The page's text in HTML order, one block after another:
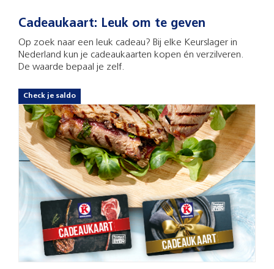
Cadeaukaart: Leuk om te geven
Op zoek naar een leuk cadeau? Bij elke Keurslager in
Nederland kun je cadeaukaarten kopen én verzilveren.
De waarde bepaal je zelf.
Check je saldo